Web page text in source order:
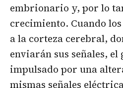
embrionario y, por lo
crecimiento. Cuando
a la corteza cerebral,
enviarán sus señales, el
impulsado por una
mismas señales